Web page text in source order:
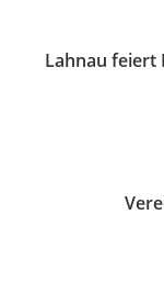
Lahnau feiert